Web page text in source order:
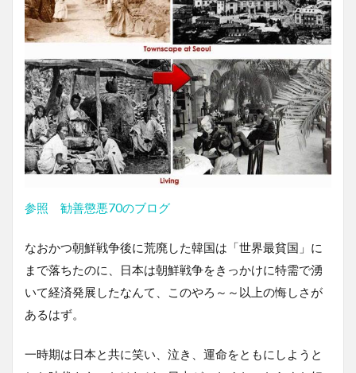
参照 勧善懲悪70のブログ
なおかつ朝鮮戦争後に荒廃した韓国は「世界最貧国」に
まで落ちたのに、日本は朝鮮戦争をきっかけに特需で湧
いて経済発展したなんて、このやろ～～以上の悔しさが
あるはず。
一時期は日本と共に笑い、泣き、運命をともにしようと